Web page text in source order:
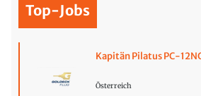
Top-Jobs
Kapitän Pilatus PC-
Österreich